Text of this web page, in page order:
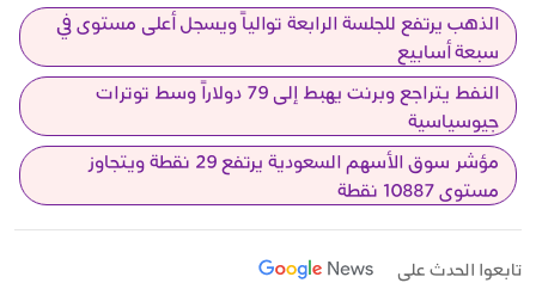
الذهب يرتفع للجلسة الرابعة توالياً ويسجل أعلى مستوى في
سبعة أسابيع
النفط يتراجع وبرنت يهبط إلى 79 دولاراً وسط توترات
جيوسياسية
مؤشر سوق الأسهم السعودية يرتفع 29 نقطة ويتجاوز
مستوى 10887 نقطة
تابعوا الحدث على